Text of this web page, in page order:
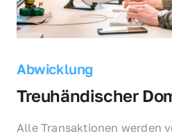
Abwicklung
Treuhändischer
Alle Transaktionen werden